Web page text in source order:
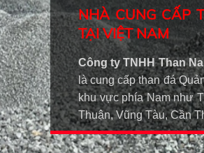
NHÀ CUNG CẤP
TẠI VIỆT NAM
Công ty TNHH Than
là cung cấp than đá
khu vực phía Nam như
Thuận, Vũng Tàu, Cần